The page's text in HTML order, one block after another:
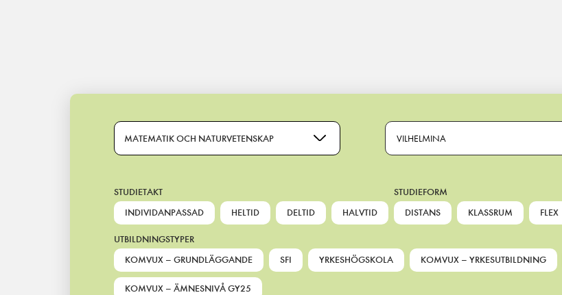
Main Navigation
MATEMATIK OCH NATURVETENSKAP VILHELMINA
STUDIETAKT
INDIVIDANPASSAD
HELTID DELTID HALVTID
STUDIEFORM
DISTANS
KLASSRUM FLEX
UTBILDNINGSTYPER
KOMVUX – GRUNDLÄGGANDE
SFI YRKESHÖGSKOLA KOMVUX – YRKESUTBILDNING
KOMVUX – ÄMNESNIVÅ GY25